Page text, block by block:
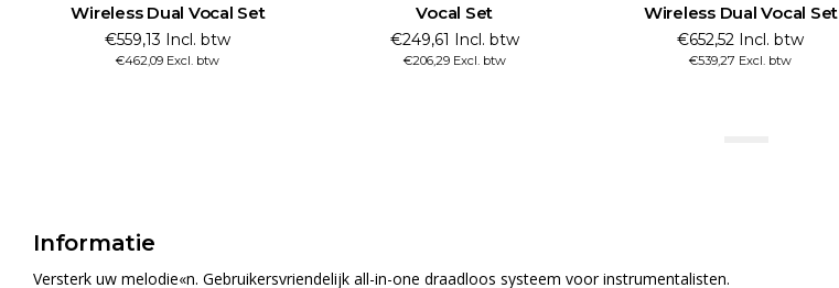
Wireless Dual Vocal Set
€559,13 Incl. btw
€462,09 Excl. btw
Vocal Set
€249,61 Incl. btw
€206,29 Excl. btw
Wireless Dual Vocal Set
€652,52 Incl. btw
€539,27 Excl. btw
Informatie
Versterk uw melodie«n. Gebruikersvriendelijk all-in-one draadloos systeem voor instrumentalisten.